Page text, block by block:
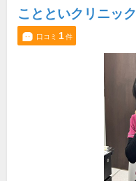
ことといクリニック
口コミ 1件